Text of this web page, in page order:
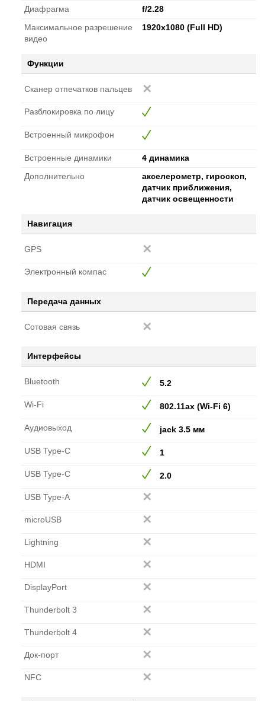
Диафрагма
f/2.28
Максимальное разрешение
видео
1920x1080 (Full HD)
Функции
Сканер отпечатков пальцев
Разблокировка по лицу
Встроенный микрофон
Встроенные динамики
4 динамика
Дополнительно
акселерометр, гироскоп,
датчик приближения,
датчик освещенности
Навигация
GPS
Электронный компас
Передача данных
Сотовая связь
Интерфейсы
Bluetooth 5.2
Wi-Fi 802.11ax (Wi-Fi 6)
Аудиовыход jack 3.5 мм
USB Type-C 1
USB Type-C 2.0
USB Type-A
microUSB
Lightning
HDMI
DisplayPort
Thunderbolt 3
Thunderbolt 4
Док-порт
NFC